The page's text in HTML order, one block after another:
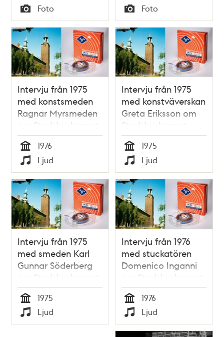
Tid
Typ
Foto
uppförande.
Tid
Typ
Foto
Intervju från 1975
med konstsmeden
Ragnar Myrsmeden
om Stadshusbygget
Tid
1976
Typ
Ljud
Intervju från 1975
med konstväverskan
Greta Eriksson om
Stadshusbygget
Tid
1975
Typ
Ljud
Intervju från 1975
med smeden Karl
Gunnar Söderberg
om Stadshusbygget
Tid
1975
Typ
Ljud
Intervju från 1976
med stuckatören
Domenico Inganni
om Stadshusbygget
Tid
1976
Typ
Ljud